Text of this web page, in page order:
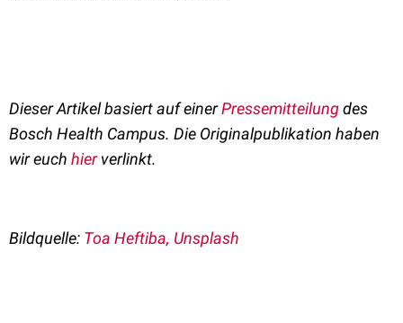
Dieser Artikel basiert auf einerPressemitteilungdes
Bosch Health Campus. Die Originalpublikation haben
wir euch hierverlinkt.
Bildquelle: Toa Heftiba, Unsplash